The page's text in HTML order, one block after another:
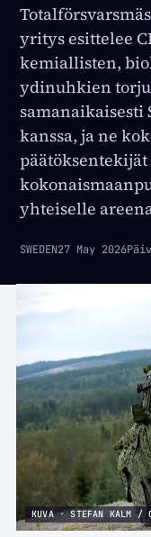
yritys esittelee
kemiallisten,
ydinuhkien
samanaikaisesti
kanssa, ja ne
yhteiselle
SWEDEN27 May 2026
KUVA · STEFAN KALM /